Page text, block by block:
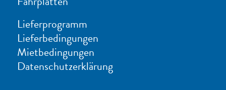
Lieferprogramm
Lieferbedingungen
Mietbedingungen
Datenschutzerklärung